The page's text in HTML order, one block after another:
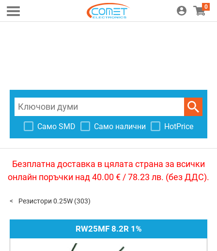
0
Само SMD Само налични HotPrice
Безплатна доставка в цялата страна за всички
онлайн поръчки над 40.00 € / 78.23 лв. (без ДДС).
Резистори 0.25W (303)
RW25MF 8.2R 1%